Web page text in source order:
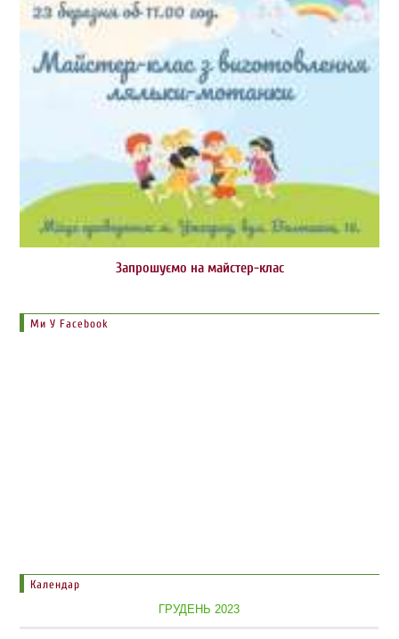
Запрошуємо на майстер-клас
Ми У Facebook
Календар
ГРУДЕНЬ 2023